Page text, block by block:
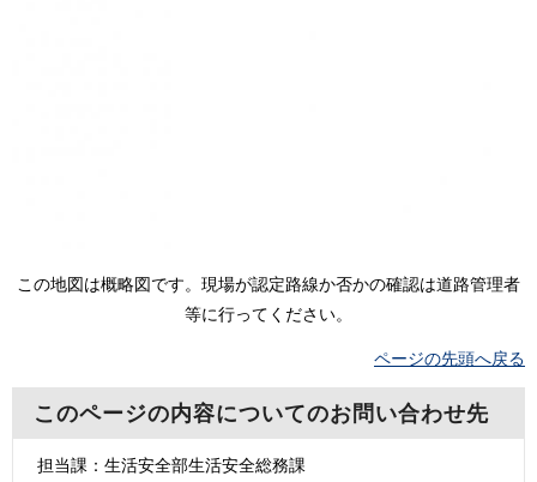
この地図は概略図です。現場が認定路線か否かの確認は道路管理者
等に行ってください。
ページの先頭へ戻る
このページの内容についてのお問い合わせ先
担当課：生活安全部生活安全総務課